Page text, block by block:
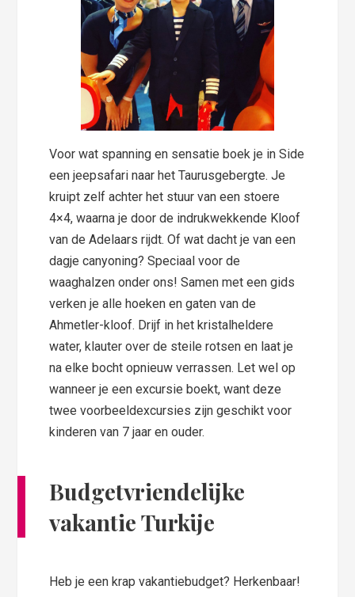
Voor wat spanning en sensatie boek je in Side
een jeepsafari naar het Taurusgebergte. Je
kruipt zelf achter het stuur van een stoere
4×4, waarna je door de indrukwekkende Kloof
van de Adelaars rijdt. Of wat dacht je van een
dagje canyoning? Speciaal voor de
waaghalzen onder ons! Samen met een gids
verken je alle hoeken en gaten van de
Ahmetler-kloof. Drijf in het kristalheldere
water, klauter over de steile rotsen en laat je
na elke bocht opnieuw verrassen. Let wel op
wanneer je een excursie boekt, want deze
twee voorbeeldexcursies zijn geschikt voor
kinderen van 7 jaar en ouder.
Budgetvriendelijke
vakantie Turkije
Heb je een krap vakantiebudget? Herkenbaar!